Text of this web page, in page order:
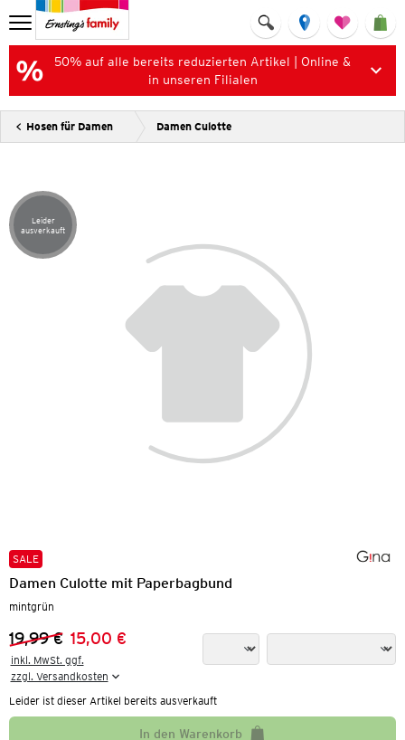
50% auf alle bereits reduzierten Artikel | Online &
in unseren Filialen
Hosen für Damen Damen Culotte
Artikel leider ausverkauft
Leider
ausverkauft
SALE
Damen Culotte mit Paperbagbund
mintgrün
Vorheriger Preis:
19,99 €
Neuer Preis:
15,00 €
inkl. MwSt. ggf.
zzgl. Versandkosten
Leider ist dieser Artikel bereits ausverkauft
In den Warenkorb